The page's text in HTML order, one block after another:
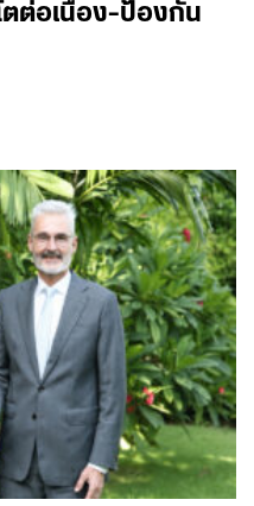
ตต่อเนื่อง-ป้องกัน